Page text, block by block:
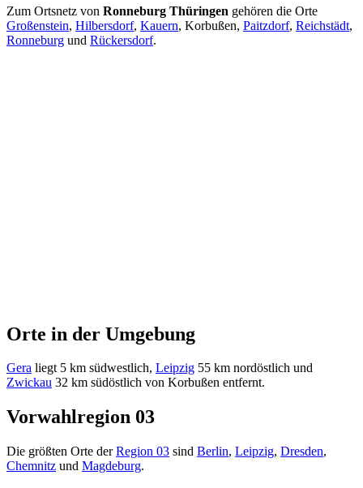
Zum Ortsnetz von Ronneburg Thüringen gehören die Orte
Großenstein, Hilbersdorf, Kauern, Korbußen, Paitzdorf, Reichstädt,
Ronneburg und Rückersdorf.
Orte in der Umgebung
Gera liegt 5 km südwestlich, Leipzig 55 km nordöstlich und
Zwickau 32 km südöstlich von Korbußen entfernt.
Vorwahlregion 03
Die größten Orte derRegion 03 sind Berlin, Leipzig, Dresden,
Chemnitz und Magdeburg.